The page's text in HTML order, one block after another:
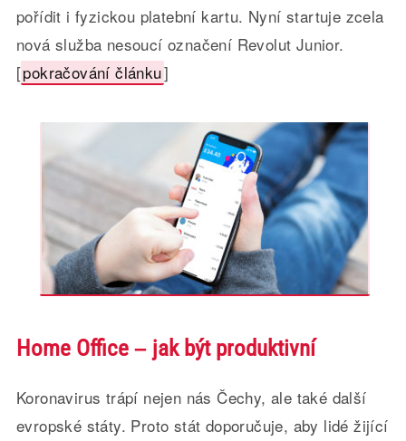
pořídit i fyzickou platební kartu. Nyní startuje zcela
nová služba nesoucí označení Revolut Junior.
[pokračování článku]
Home Office – jak být produktivní
Koronavirus trápí nejen nás Čechy, ale také další
evropské státy. Proto stát doporučuje, aby lidé žijící